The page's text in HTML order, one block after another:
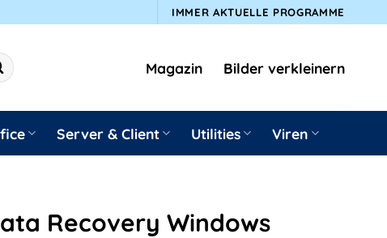
IMMER AKTUELLE PROGRAMME
Magazin Bilder verkleinern
Server & Client Utilities Viren
Recovery Windows